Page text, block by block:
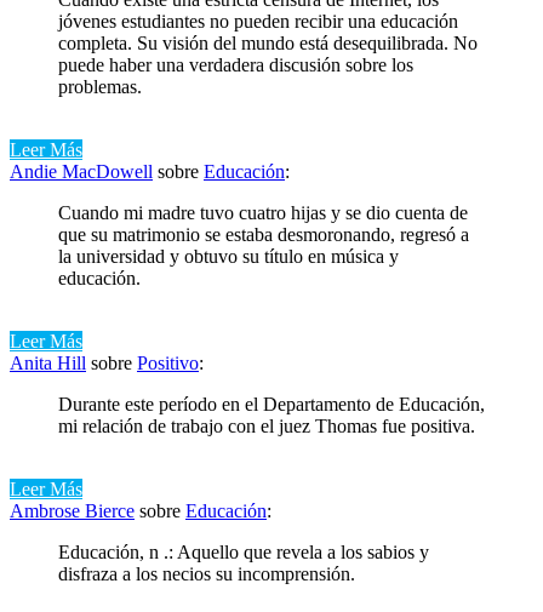
jóvenes estudiantes no pueden recibir una educación
completa. Su visión del mundo está desequilibrada. No
puede haber una verdadera discusión sobre los
problemas.
Leer Más
Andie MacDowell sobre Educación:
Cuando mi madre tuvo cuatro hijas y se dio cuenta de
que su matrimonio se estaba desmoronando, regresó a
la universidad y obtuvo su título en música y
educación.
Leer Más
Anita Hill sobre Positivo:
Durante este período en el Departamento de Educación,
mi relación de trabajo con el juez Thomas fue positiva.
Leer Más
Ambrose Bierce sobre Educación:
Educación, n .: Aquello que revela a los sabios y
disfraza a los necios su incomprensión.